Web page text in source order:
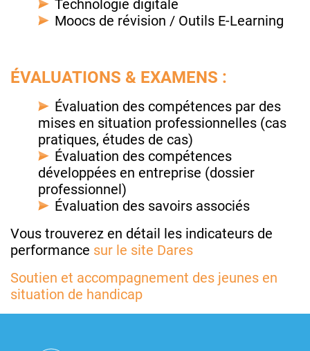
Technologie digitale
Moocs de révision / Outils E-Learning
ÉVALUATIONS & EXAMENS :
Évaluation des compétences par des
mises en situation professionnelles (cas
pratiques, études de cas)
Évaluation des compétences
développées en entreprise (dossier
professionnel)
Évaluation des savoirs associés
Vous trouverez en détail les indicateurs de
performance sur le site Dares
Soutien et accompagnement des jeunes en
situation de handicap